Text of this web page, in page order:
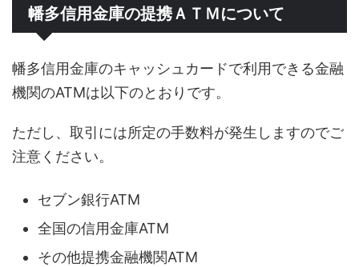
幡多信用金庫の提携ＡＴＭについて
幡多信用金庫のキャッシュカードで利用できる金融
機関のATMは以下のとおりです。
ただし、取引には所定の手数料が発生しますのでご
注意ください。
セブン銀行ATM
全国の信用金庫ATM
その他提携金融機関ATM